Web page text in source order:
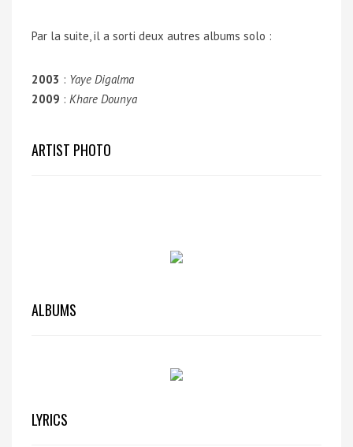
Par la suite, il a sorti deux autres albums solo :
2003 : Yaye Digalma
2009 : Khare Dounya
ARTIST PHOTO
ALBUMS
LYRICS